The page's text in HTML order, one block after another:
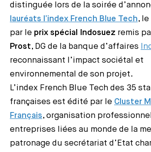
distinguée lors de la soirée
lauréats l’index French Blue Tech,
par le prix spécial Indosuez remis
Prost, DG de la banque d’affaires
reconnaissant l’impact sociétal et
environnemental de son projet.
L’index French Blue Tech des 35
françaises est édité par le Cluster
Français, organisation
entreprises liées au monde de la
patronage du secrétariat d’Etat